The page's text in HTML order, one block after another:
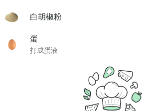
白胡椒粉
蛋
打成蛋液